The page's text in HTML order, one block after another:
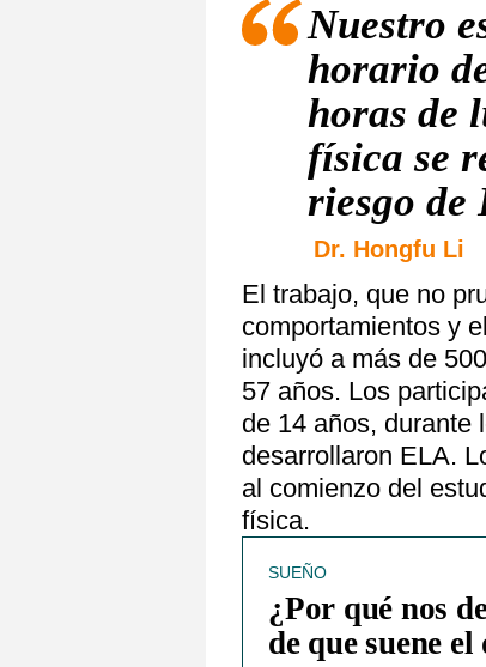
Nuestro
horario
horas de
física se
riesgo de
Dr. Hongfu Li
El trabajo, que no
comportamientos y
incluyó a más de
57 años. Los
de 14 años, durante
desarrollaron ELA.
al comienzo del
física.
SUEÑO
¿Por qué nos
de que suene